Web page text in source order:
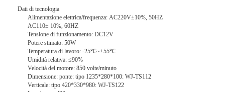
Dati di tecnologia
Alimentazione elettrica/frequenza: AC220V±10%, 50HZ
AC110± 10%, 60HZ
Tensione di funzionamento: DC12V
Potere stimato: 50W
Temperatura di lavoro: -25℃~+55℃
Umidità relativa: ≤90%
Velocità del motore: 850 volte/minuto
Dimensione: ponte: tipo 1235*280*100: WJ-TS112
Verticale: tipo 420*330*980: WJ-TS122